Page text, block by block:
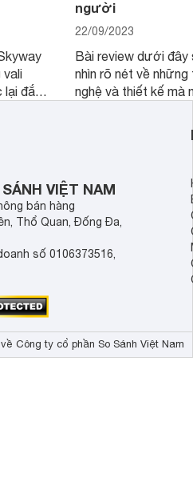
vali
lại đắt
người
22/09/2023
Bài review dưới đây
nhìn rõ nét về những
nghệ và thiết kế mà
thể đưa ra quyết
VIỆT NAM
bán hàng
Thổ Quan, Đống Đa,
số 0106373516,
Công ty cổ phần So Sánh Việt Nam